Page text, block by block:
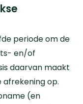
periode om de
en/of
daarvan maakt
afrekening op.
(en